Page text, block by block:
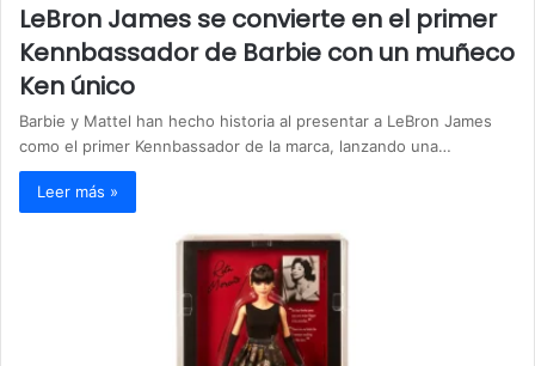
LeBron James se convierte en el primer
Kennbassador de Barbie con un muñeco
Ken único
Barbie y Mattel han hecho historia al presentar a LeBron James
como el primer Kennbassador de la marca, lanzando una…
Leer más »